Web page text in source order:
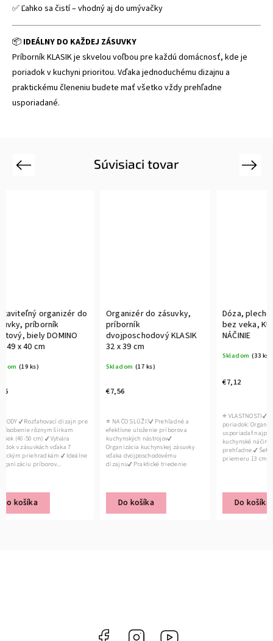
✅ Ľahko sa čistí – vhodný aj do umývačky
📦 IDEÁLNY DO KAŽDEJ ZÁSUVKY
Príborník KLASIK je skvelou voľbou pre každú domácnosť, kde je
poriadok v kuchyni prioritou. Vďaka jednoduchému dizajnu a
praktickému členeniu budete mať všetko vždy prehľadne
usporiadané.
Súvisiaci tovar
Previous
Organizér do zásuvky,
príborník
dvojposchodový KLASIK
32 x 39 cm
Skladom
Do košíka
⭐ NA ČO SLÚŽI?✔ Prehľadné a
efektívne uloženie príborov a
kuchynských nástrojov✔
Organizácia kuchynskej zásuvky
vďaka dvojposchodovému
dizajnu✔ Praktické triedenie
Dóza, plechová, čierna,
bez veka, KUCHYNSKÉ
NÁČINIE
Do košíka
⭐ VLASTNOSTI✔ Udržiava
poriadok: Organizér umožňuje
usporiadať najpoužívanejšie
kuchynské náčinie vzpriamene a
prehľadne.✔ Šetrí priestor: Vďaka
priemeru 13 cm ponúka dostatok...
Dóza,
bez
Do
⭐
Next
Facebook Instagram